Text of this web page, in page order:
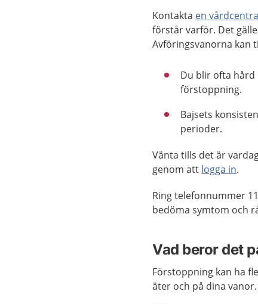
Kontakta en
förstår varför. Det
Avföringsvanorna kan
Du blir ofta
förstoppning.
Bajsets
perioder.
Vänta tills det är
genom att logga in.
Ring telefonnummer
bedöma symtom och
Vad beror det
Förstoppning kan ha
äter och på dina vanor.